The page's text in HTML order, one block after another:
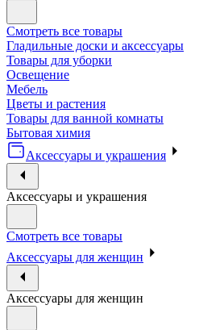
Смотреть все товары
Гладильные доски и аксессуары
Товары для уборки
Освещение
Мебель
Цветы и растения
Товары для ванной комнаты
Бытовая химия
Аксессуары и украшения
Аксессуары и украшения
Смотреть все товары
Аксессуары для женщин
Аксессуары для женщин